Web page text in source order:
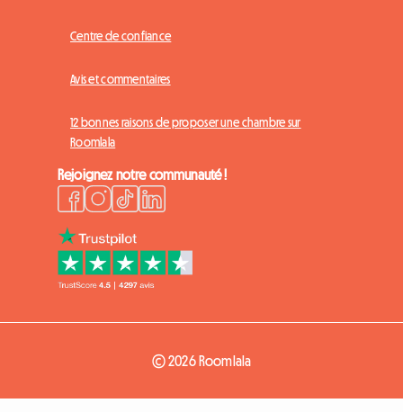
Centre de confiance
Avis et commentaires
12 bonnes raisons de proposer une chambre sur
Roomlala
Rejoignez notre communauté !
© 2026 Roomlala